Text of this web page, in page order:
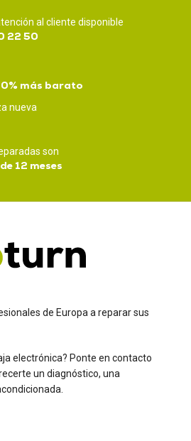
al cliente disponible
22 50
más barato
nueva
son
12 meses
de Europa a reparar sus
electrónica? Ponte en contacto
un diagnóstico, una